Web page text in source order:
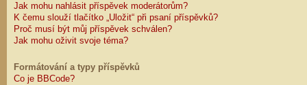
Jak mohu nahlásit příspěvek moderátorům?
K čemu slouží tlačítko „Uložit“ při psaní příspěvků?
Proč musí být můj příspěvek schválen?
Jak mohu oživit svoje téma?
Formátování a typy příspěvků
Co je BBCode?